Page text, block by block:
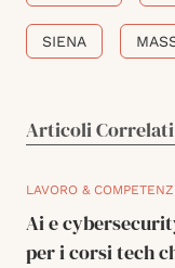
SIENA
Articoli Correlati
LAVORO &
Ai e
per i corsi tech